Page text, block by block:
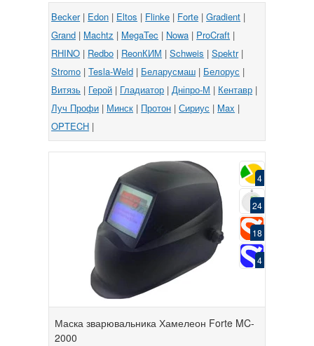
Becker| Edon | Eltos | Flinke | Forte |Gradient |
Grand | Machtz | MegaTec | Nowa | ProCraft |
RHINO | Redbo | ReonКИМ |Schweis |Spektr|
Stromo |Tesla-Weld | Беларусмаш | Белорус |
Витязь | Герой | Гладиатор | Дніпро-М | Кентавр |
Луч Профи | Минск | Протон |Сириус | Max |
OPTECH |
4
24
18
4
Маска зварювальника Хамелеон Forte MC-
2000